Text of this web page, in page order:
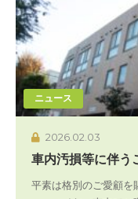
ニュース
2026.02.03
車内汚損等に伴う
平素は格別のご愛顧を